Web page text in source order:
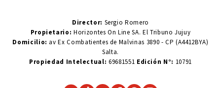
Director: Sergio Romero
Propietario:Horizontes On Line SA. El Tribuno Jujuy
Domicilio: av Ex Combatientes de Malvinas 3890 - CP (A4412BYA)
Salta.
Propiedad Intelectual: 69681551 Edición N°: 10791